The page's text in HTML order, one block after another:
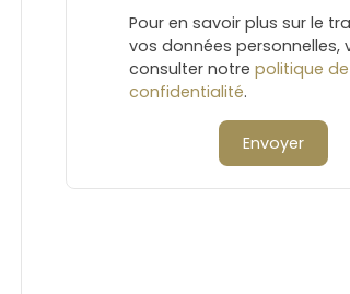
Pour en savoir plus sur le
vos données personnelles,
consulter notre politique de
confidentialité.
Envoyer